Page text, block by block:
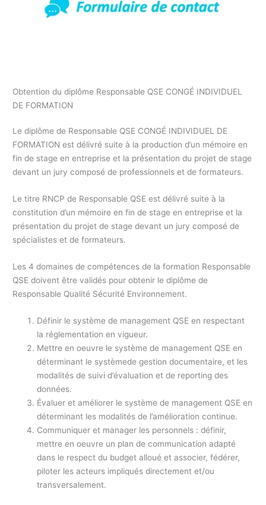
Obtention du diplôme Responsable QSE CONGÉ INDIVIDUEL
DE FORMATION
Le diplôme de Responsable QSE CONGÉ INDIVIDUEL DE
FORMATION est délivré suite à la production d’un mémoire en
fin de stage en entreprise et la présentation du projet de stage
devant un jury composé de professionnels et de formateurs.
Le titre RNCP de Responsable QSE est délivré suite à la
constitution d’un mémoire en fin de stage en entreprise et la
présentation du projet de stage devant un jury composé de
spécialistes et de formateurs.
Les 4 domaines de compétences de la formation Responsable
QSE doivent être validés pour obtenir le diplôme de
Responsable Qualité Sécurité Environnement.
Définir le système de management QSE en respectant
la réglementation en vigueur.
Mettre en oeuvre le système de management QSE en
déterminant le systèmede gestion documentaire, et les
modalités de suivi d’évaluation et de reporting des
données.
Évaluer et améliorer le système de management QSE en
déterminant les modalités de l’amélioration continue.
Communiquer et manager les personnels : définir,
mettre en oeuvre un plan de communication adapté
dans le respect du budget alloué et associer, fédérer,
piloter les acteurs impliqués directement et/ou
transversalement.